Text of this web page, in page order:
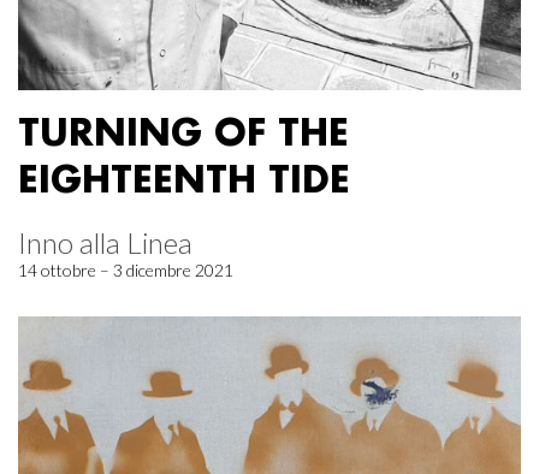
TURNING OF THE
EIGHTEENTH TIDE
Inno alla Linea
14 ottobre – 3 dicembre 2021